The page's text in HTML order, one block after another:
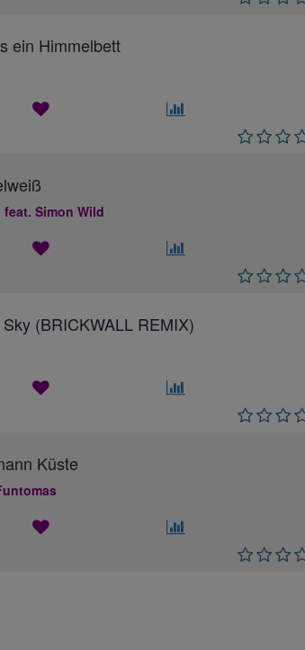
ein Himmelbett
Simon Wild
Sky (BRICKWALL REMIX)
Küste